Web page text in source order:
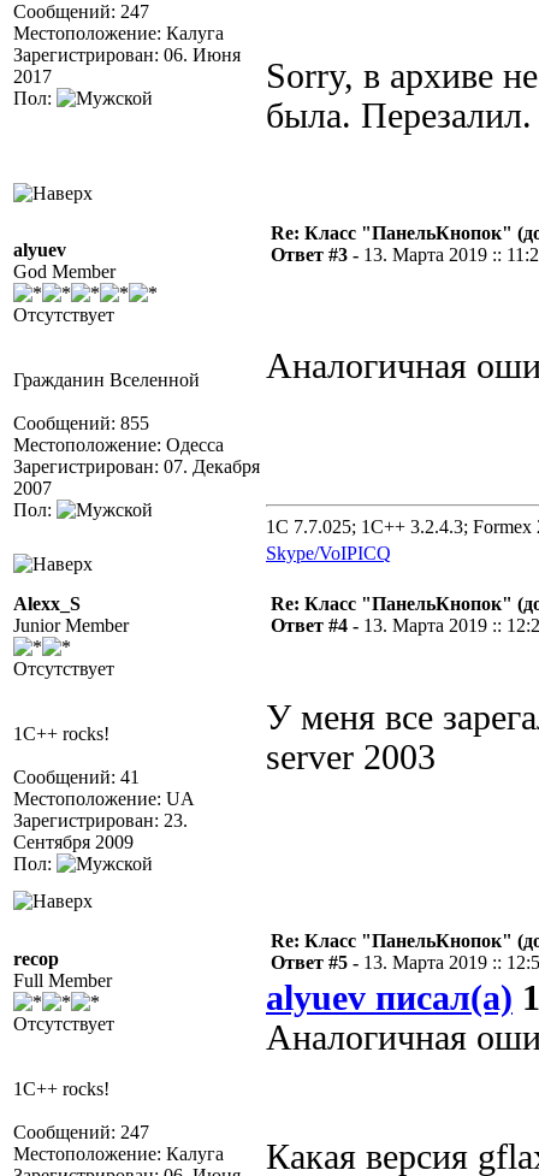
Сообщений: 247
Местоположение: Калуга
Зарегистрирован: 06. Июня
2017
Пол:
Sorry, в архиве
была. Перезалил.
alyuev
God Member
Отсутствует
Гражданин Вселенной
Сообщений: 855
Местоположение: Одесса
Зарегистрирован: 07. Декабря
2007
Пол:
Re: Класс "ПанельКнопок"
Ответ #3 - 13. Марта 2019 ::
Аналогичная
1C 7.7.025; 1C++ 3.2.4.3; Formex
Skype/VoIPICQ
Alexx_S
Junior Member
Отсутствует
1C++ rocks!
Сообщений: 41
Местоположение: UA
Зарегистрирован: 23.
Сентября 2009
Пол:
Re: Класс "ПанельКнопок"
Ответ #4 - 13. Марта 2019 ::
У меня все
server 2003
recop
Full Member
Отсутствует
1C++ rocks!
Сообщений: 247
Местоположение: Калуга
Re: Класс "ПанельКнопок"
Ответ #5 - 13. Марта 2019 ::
alyuev писал(а)
Аналогичная
Какая версия